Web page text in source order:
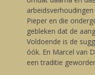
Pieper en die
gebleken dat de
Voldoende is de
óók. En Marcel van
een traditie